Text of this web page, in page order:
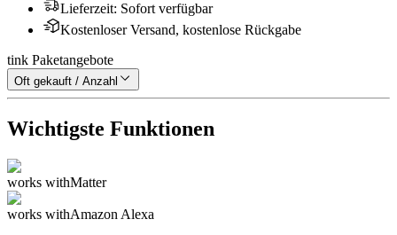
Lieferzeit: Sofort verfügbar
Kostenloser Versand, kostenlose Rückgabe
tink Paketangebote
Oft gekauft / Anzahl
Wichtigste Funktionen
works withMatter
works withAmazon Alexa